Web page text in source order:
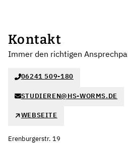
Kontakt
Immer den richtigen
06241 509-180
STUDIEREN@HS-WORMS.DE
WEBSEITE
Erenburgerstr. 19